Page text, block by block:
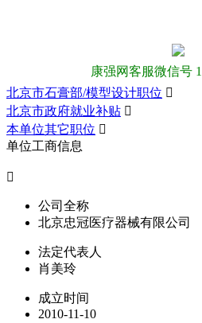
康强网客服微信号
北京市石膏部/模型设计职位 
北京市政府就业补贴 
本单位其它职位 
单位工商信息

公司全称
北京忠冠医疗器械有限公司
法定代表人
肖美玲
成立时间
2010-11-10